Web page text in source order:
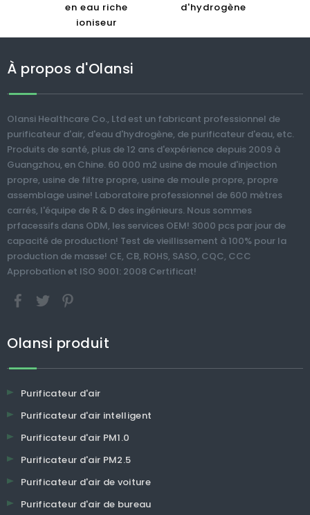
en eau riche
ioniseur
d'hydrogène
À propos d'Olansi
Olansi Healthcare Co., Ltd est un fabricant professionnel de
purificateur d'air, d'eau d'hydrogène, de purificateur d'eau, etc.
Produits de santé, plus de 12 ans d'expérience depuis 2009 à
Guangzhou, en Chine. 60 000 m2 usine de moule d'injection
propre, usine de filtre propre, usine de moule propre, propre
assemblage usine! Laboratoire professionnel de 600 mètres
carrés, l'équipe de R & D des ingénieurs. Nous sommes
prfacessifs dans ODM, les services OEM! 3000 pcs par jour de
capacité de production! Test de vieillissement à 100% pour la
production de masse! CE, CB, ROHS, SASO, CQC, CCC
Approbation et ISO 9001: 2008 Certificat!
Olansi produit
Purificateur d'air
Purificateur d'air intelligent
Purificateur d'air PM1.0
Purificateur d'air PM2.5
Purificateur d'air de voiture
Purificateur d'air de bureau